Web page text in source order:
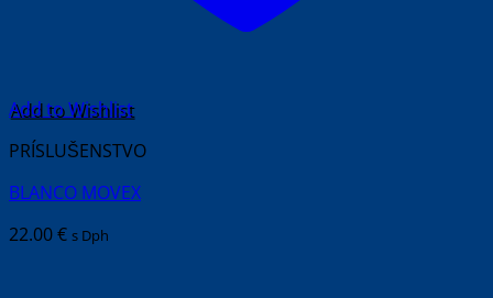
Add to Wishlist
PRÍSLUŠENSTVO
BLANCO MOVEX
22.00€ s Dph